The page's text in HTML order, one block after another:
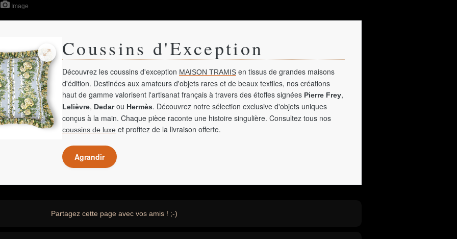
Image
Coussins d'Exception
Découvrez les coussins d'exception MAISON TRAMIS en tissus de grandes maisons
d'édition. Destinées aux amateurs d'objets rares et de beaux textiles, nos créations
haut de gamme valorisent l'artisanat français à travers des étoffes signées Pierre Frey,
Lelièvre, Dedarou Hermès. Découvrez notre sélection exclusive d'objets uniques
conçus à la main. Chaque pièce raconte une histoire singulière. Consultez tous nos
coussins de luxe et profitez de la livraison offerte.
Agrandir
Partagez cette page avec vos amis ! ;-)